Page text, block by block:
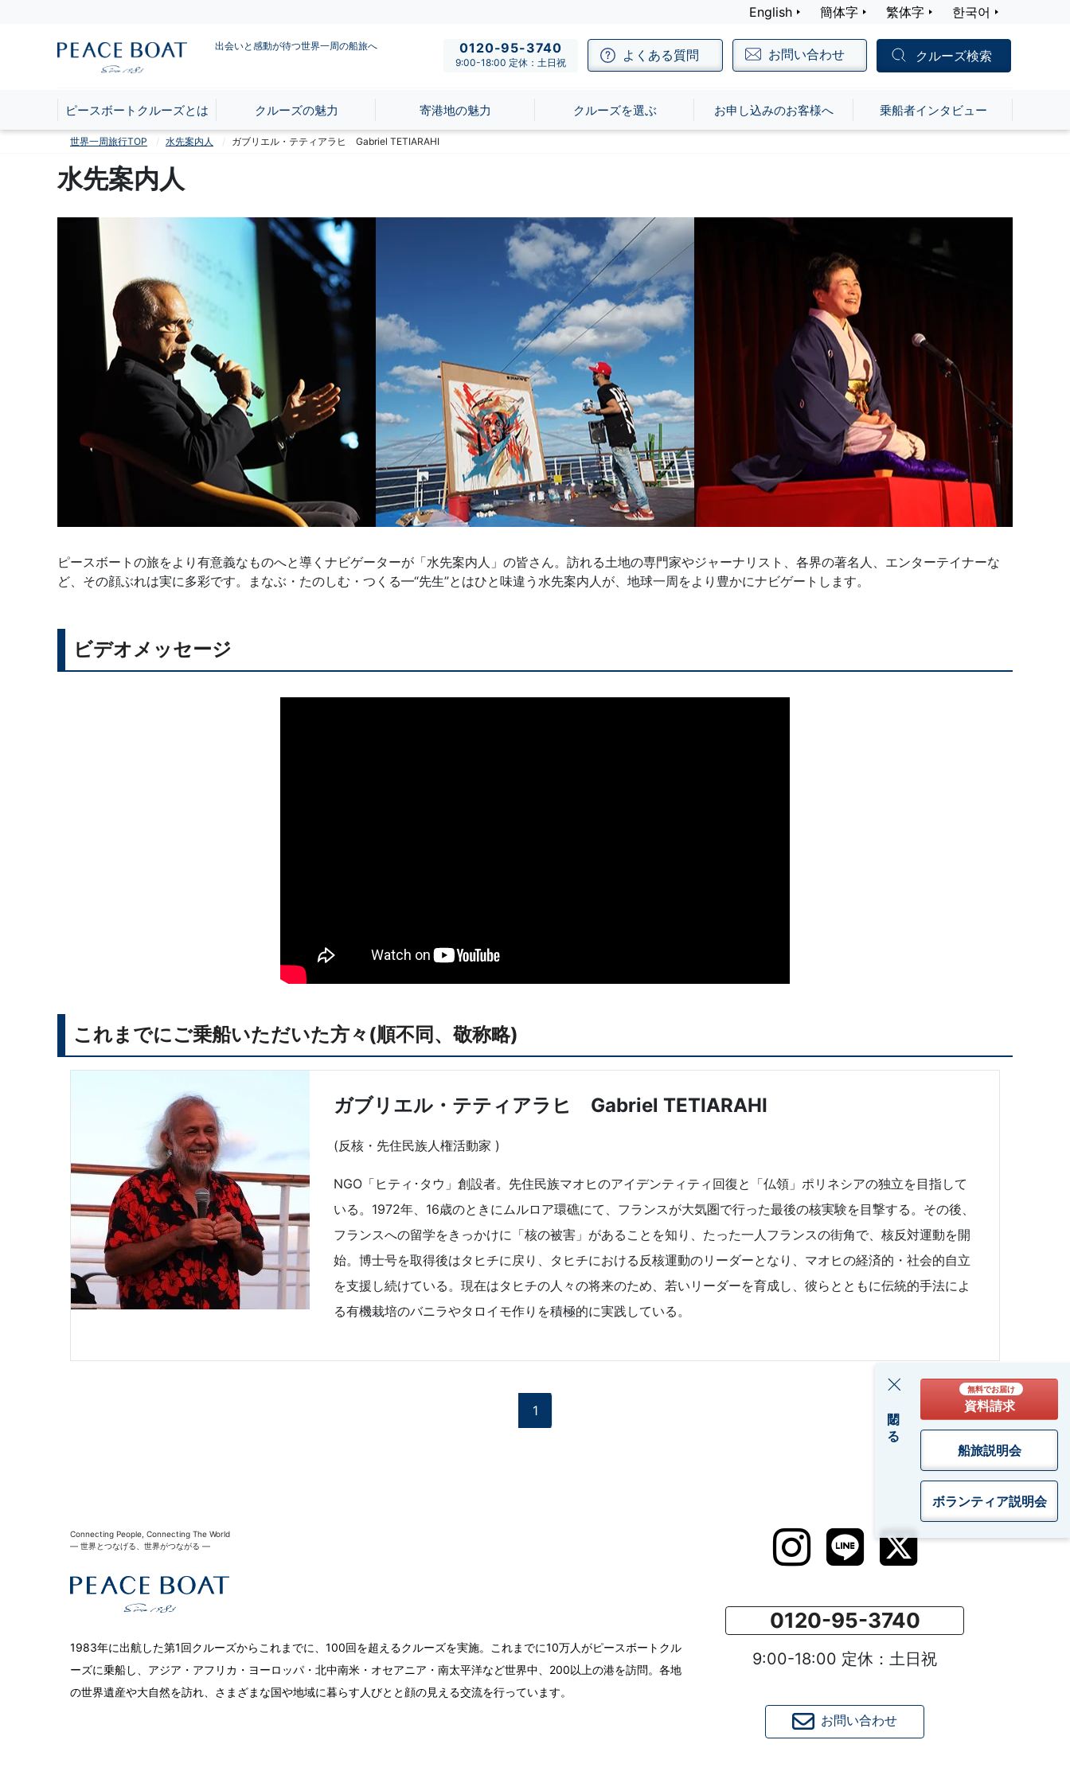
English 簡体字 繁体字 한국어
出会いと感動が待つ世界一周の船旅へ 0120-95-3740
9:00-18:00 定休：土日祝 よくある質問 お問い合わせ クルーズ検索
ピースボートクルーズとは クルーズの魅力 寄港地の魅力 クルーズを選ぶ お申し込みのお客様へ 乗船者インタビュー
閉じる
無料でお届け
資料請求
船旅説明会
ボランティア説明会
世界一周旅行TOP 水先案内人 ガブリエル・テティアラヒ Gabriel TETIARAHI
水先案内人
ピースボートの旅をより有意義なものへと導くナビゲーターが「水先案内人」の皆さん。訪れる土地の専門家やジャーナリスト、各界の著名人、エンターテイナーな
ど、その顔ぶれは実に多彩です。まなぶ・たのしむ・つくる━“先生”とはひと味違う水先案内人が、地球一周をより豊かにナビゲートします。
ビデオメッセージ
これまでにご乗船いただいた方々(順不同、敬称略)
ガブリエル・テティアラヒ Gabriel TETIARAHI
(反核・先住民族人権活動家 )
NGO「ヒティ･タウ」創設者。先住民族マオヒのアイデンティティ回復と「仏領」ポリネシアの独立を目指して
いる。1972年、16歳のときにムルロア環礁にて、フランスが大気圏で行った最後の核実験を目撃する。その後、
フランスへの留学をきっかけに「核の被害」があることを知り、たった一人フランスの街角で、核反対運動を開
始。博士号を取得後はタヒチに戻り、タヒチにおける反核運動のリーダーとなり、マオヒの経済的・社会的自立
を支援し続けている。現在はタヒチの人々の将来のため、若いリーダーを育成し、彼らとともに伝統的手法によ
る有機栽培のバニラやタロイモ作りを積極的に実践している。
1
0120-95-3740
9:00-18:00 定休：土日祝
お問い合わせ
Connecting People, Connecting The World
― 世界とつなげる、世界がつながる ―
1983年に出航した第1回クルーズからこれまでに、100回を超えるクルーズを実施。これまでに10万人がピースボートクル
ーズに乗船し、アジア・アフリカ・ヨーロッパ・北中南米・オセアニア・南太平洋など世界中、200以上の港を訪問。各地
の世界遺産や大自然を訪れ、さまざまな国や地域に暮らす人びとと顔の見える交流を行っています。